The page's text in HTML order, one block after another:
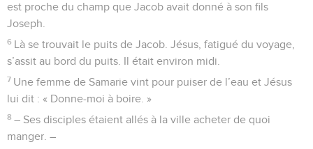
est proche du champ que Jacob avait donné à son fils
Joseph.
6 Là se trouvait le puits de Jacob. Jésus, fatigué du voyage,
s’assit au bord du puits. Il était environ midi.
7 Une femme de Samarie vint pour puiser de l’eau et Jésus
lui dit : « Donne-moi à boire. »
8 – Ses disciples étaient allés à la ville acheter de quoi
manger. –